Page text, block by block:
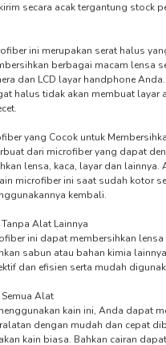
berbagai macam lensa
dan LCD layar handphone
halus tidak akan membuat layar
yang Cocok untuk
lensa, kaca, layar dan lainnya.
microfiber ini saat sudah kotor
kembali.
Alat Lainnya
sabun atau bahan kimia
dan efisien serta mudah
Alat
dengan mudah dan cepat
kain biasa. Bahkan cairan